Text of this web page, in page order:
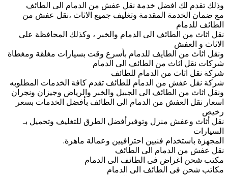
وذلك تقدم لك افضل خدمة نقل عفش من الدمام الى الطائف
مع ضمان الخدمة المقدمة وتغليف جميع الاثاث ،نقل عفش من
الطائف للدمام
نقل اثاث من الطائف الى الدمام والخبر ، وكذلك المحافظة على
الاثاث و العفش
ونقل اثاث من الطايف للدمام بأسرع وقت بسيارات مغلقة ومغطاة
شركات نقل اثاث من الطائف الى الدمام
شركة نقل اثاث من الدمام للطائف
شركة نقل عفش من الدمام للطائف تقدم كافة الخدمات المطلوبه
ونقل اثاث من الطائف الى الجبيل والخبر والرياض وجيزان ونجران
اسعار نقل العفش من الدمام الى الطائف بأفضل الخدمات بسعر
رخيص
نقل أثاث وعفش منزل وتوفيرأفضل الطرق للتغليف وتحميل بـ
السيارات
المجهزة باستخدام فنيين احترافيين وعمالة ماهرة.
نقل عفش من الدمام الى الطائف
مكتب شحن اغراض فى الطائف الى الدمام
مكاتب شحن فى الطائف الى الدمام